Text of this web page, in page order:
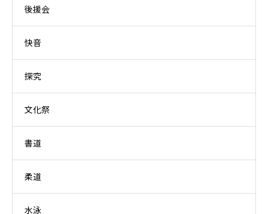
後援会
快音
探究
文化祭
書道
柔道
水泳